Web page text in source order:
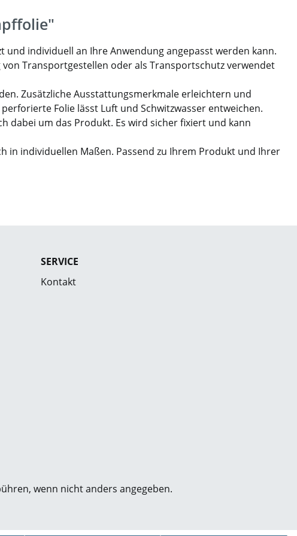
individuell an Ihre Anwendung angepasst werden kann.
Transportgestellen oder als Transportschutz verwendet
Zusätzliche Ausstattungsmerkmale erleichtern und
Folie lässt Luft und Schwitzwasser entweichen.
dabei um das Produkt. Es wird sicher fixiert und kann
in individuellen Maßen. Passend zu Ihrem Produkt und Ihrer
SERVICE
Kontakt
wenn nicht anders angegeben.